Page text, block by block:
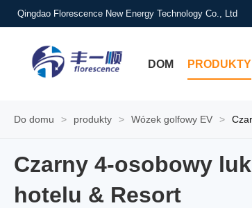
Qingdao Florescence New Energy Technology Co., Ltd
DOM PRODUKTY
Do domu > produkty > Wózek golfowy EV >
Czarny 4-osobowy
hotelu & Resort
Czarny 4-osobowy